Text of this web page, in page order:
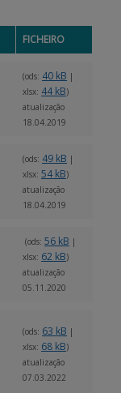
FICHEIRO
(ods: 40 kB |
xlsx: 44 kB)
atualização
18.04.2019
(ods: 49 kB |
xlsx: 54 kB)
atualização
18.04.2019
(ods: 56 kB |
xlsx: 62 kB)
atualização
05.11.2020
(ods: 63 kB |
xlsx: 68 kB)
atualização
07.03.2022